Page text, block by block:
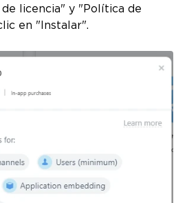
licencia" y "Política de
en "Instalar".